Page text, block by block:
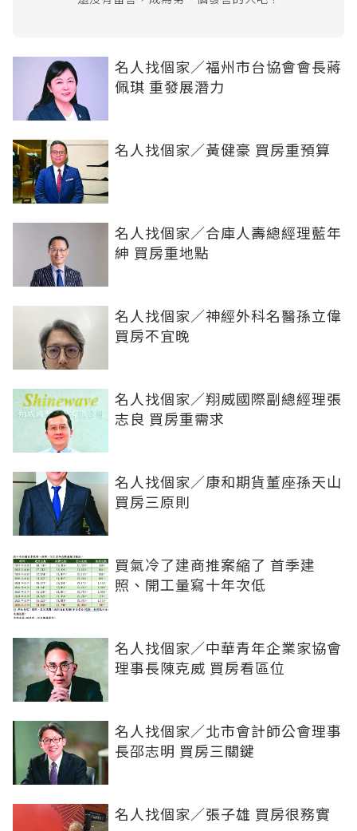
名人找個家／福州市台協會會長蔣
佩琪 重發展潛力
名人找個家／黃健豪 買房重預算
名人找個家／合庫人壽總經理藍年
紳 買房重地點
名人找個家／神經外科名醫孫立偉
買房不宜晚
名人找個家／翔威國際副總經理張
志良 買房重需求
名人找個家／康和期貨董座孫天山
買房三原則
買氣冷了建商推案縮了 首季建
照、開工量寫十年次低
名人找個家／中華青年企業家協會
理事長陳克威 買房看區位
名人找個家／北市會計師公會理事
長邵志明 買房三關鍵
名人找個家／張子雄 買房很務實